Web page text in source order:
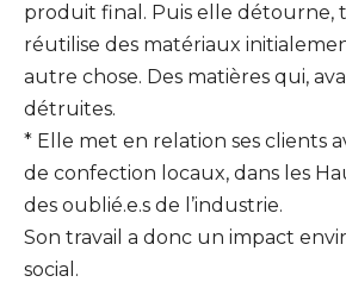
produit final. Puis elle détourne,
réutilise des matériaux
autre chose. Des matières qui,
détruites.
* Elle met en relation ses clients
de confection locaux, dans les
des oublié.e.s de l’industrie.
Son travail a donc un impact
social.